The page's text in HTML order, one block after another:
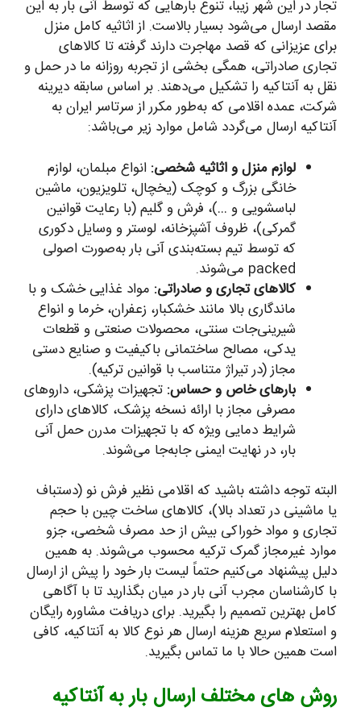
تجار در این شهر زیبا، تنوع بارهایی که توسط آنی بار به این
مقصد ارسال می‌شود بسیار بالاست. از اثاثیه کامل منزل
برای عزیزانی که قصد مهاجرت دارند گرفته تا کالاهای
تجاری صادراتی، همگی بخشی از تجربه روزانه ما در حمل و
نقل به آنتاکیه را تشکیل می‌دهند. بر اساس سابقه دیرینه
شرکت، عمده اقلامی که به‌طور مکرر از سرتاسر ایران به
آنتاکیه ارسال می‌گردد شامل موارد زیر می‌باشد:
لوازم منزل و اثاثیه شخصی: انواع مبلمان، لوازم
خانگی بزرگ و کوچک (یخچال، تلویزیون، ماشین
لباسشویی و …)، فرش و گلیم (با رعایت قوانین
گمرکی)، ظروف آشپزخانه، لوستر و وسایل دکوری
که توسط تیم بسته‌بندی آنی بار به‌صورت اصولی
packed می‌شوند.
کالاهای تجاری و صادراتی: مواد غذایی خشک و با
ماندگاری بالا مانند خشکبار، زعفران، خرما و انواع
شیرینی‌جات سنتی، محصولات صنعتی و قطعات
یدکی، مصالح ساختمانی باکیفیت و صنایع دستی
مجاز (در تیراژ متناسب با قوانین ترکیه).
بارهای خاص و حساس: تجهیزات پزشکی، داروهای
مصرفی مجاز با ارائه نسخه پزشک، کالاهای دارای
شرایط دمایی ویژه که با تجهیزات مدرن حمل آنی
بار، در نهایت ایمنی جابه‌جا می‌شوند.
البته توجه داشته باشید که اقلامی نظیر فرش نو (دستباف
یا ماشینی در تعداد بالا)، کالاهای ساخت چین با حجم
تجاری و مواد خوراکی بیش از حد مصرف شخصی، جزو
موارد غیرمجاز گمرک ترکیه محسوب می‌شوند. به همین
دلیل پیشنهاد می‌کنیم حتماً لیست بار خود را پیش از ارسال
با کارشناسان مجرب آنی بار در میان بگذارید تا با آگاهی
کامل بهترین تصمیم را بگیرید. برای دریافت مشاوره رایگان
و استعلام سریع هزینه ارسال هر نوع کالا به آنتاکیه، کافی
است همین حالا با ما تماس بگیرید.
روش های مختلف ارسال بار به آنتاکیه